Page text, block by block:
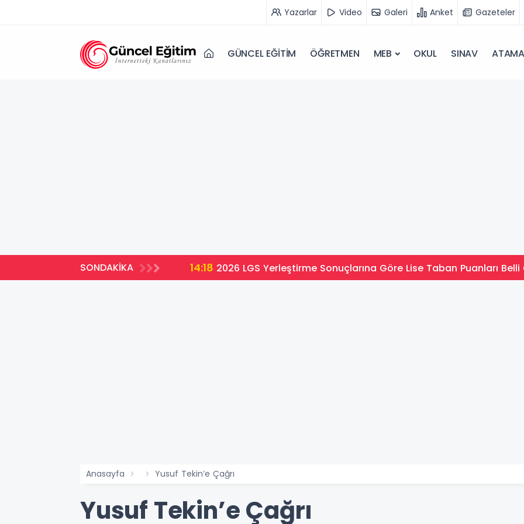
Yazarlar Video Galeri Anket Gazeteler
GÜNCEL EĞİTİM ÖĞRETMEN MEB OKUL SINAV ATAMA
SONDAKİKA 14:18 2026 LGS Yerleştirme Sonuçlarına Göre Lise Taban Puanları
Anasayfa Yusuf Tekin’e Çağrı
Yusuf Tekin’e Çağrı